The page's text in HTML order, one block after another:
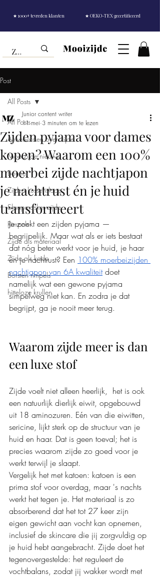
★ 1000+ tevreden klanten ★ OEKO-TEX gecertificeerd
Post
All Posts
Antwoorden over zijde
Mooizijde nieuws
Bonnet
Zijden kussensloop
Slaapmasker zijde
Rimpels
Zijde als materiaal
Zijde als kado
Borsten rimpels
hitteloze krullen
All Posts
Zijden pyjama voor dames
kopen? Waarom een 100%
moerbei zijde nachtjapon
je nachtrust én je huid
transformeert
Junior content writer
11 mei 3 minuten om te lezen
Je zoekt een zijden pyjama —
begrijpelijk. Maar wat als er iets bestaat
dat nóg beter werkt voor je huid, je haar
én je nachtrust? Een 100% moerbeizijden
nachtjapon van 6A kwaliteit doet
namelijk wat een gewone pyjama
simpelweg niet kan. En zodra je dat
begrijpt, ga je nooit meer terug.
Waarom zijde meer is dan
een luxe stof
Zijde voelt niet alleen heerlijk,  het is ook
een natuurlijk dierlijk eiwit, opgebouwd
uit 18 aminozuren. Eén van die eiwitten,
sericine, lijkt sterk op de structuur van je
huid en haar. Dat is geen toeval; het is
precies waarom zijde zo goed voor je
werkt terwijl je slaapt.
Vergelijk het met katoen: katoen is een
prima stof voor overdag, maar 's nachts
werkt het tegen je. Het materiaal is zo
absorberend dat het tot 27 keer zijn
eigen gewicht aan vocht kan opnemen,
inclusief de skincare die jij zorgvuldig op
je huid hebt aangebracht. Zijde doet het
tegenovergestelde: het reguleert de
vochtbalans, zodat jij wakker wordt met